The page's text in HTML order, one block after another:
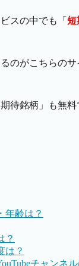
スの中でも「 短
のがこちらの
待銘柄」も無料
年齢は？
？
は？
チャンネル